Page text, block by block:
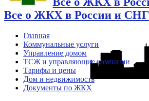
Все о ЖКХ в России и СНГ
Главная
Коммунальные услуги
Управление домом
ТСЖ и управляющие компании
Тарифы и цены
Дом и недвижимость
Документы по ЖКХ